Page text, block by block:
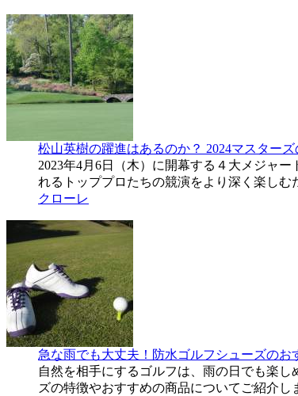
松山英樹の躍進はあるのか？ 2024マスター
2023年4月6日（木）に開幕する４大メジャ
れるトッププロたちの競演をより深く楽し
クローレ
急な雨でも大丈夫！防水ゴルフシューズのお
自然を相手にするゴルフは、雨の日でも楽
ズの特徴やおすすめの商品についてご紹介